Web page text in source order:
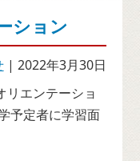
ション
| 2022年3月30日
リエンテーショ
予定者に学習面